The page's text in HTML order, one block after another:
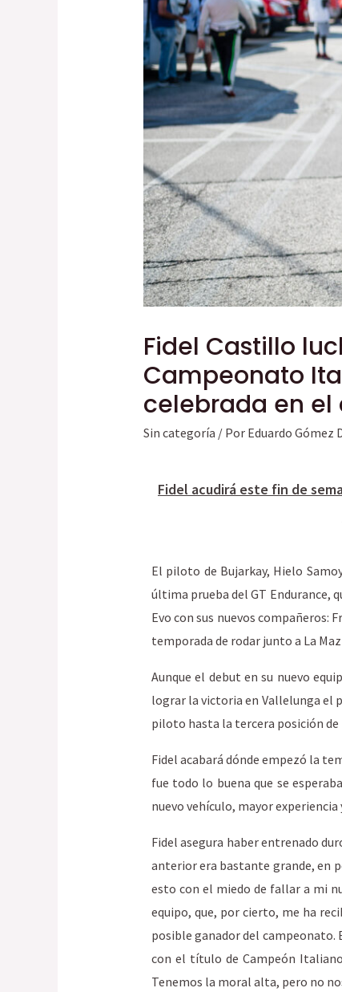
Fidel Castillo
Campeonato
celebrada en el
Sin categoría / Por Eduardo Gómez
Fidel acudirá este fin de
El piloto de Bujarkay, Hielo
última prueba del GT Endurance,
Evo con sus nuevos compañeros:
temporada de rodar junto a La
Aunque el debut en su nuevo
lograr la victoria en Vallelunga el
piloto hasta la tercera posición
Fidel acabará dónde empezó la
fue todo lo buena que se
nuevo vehículo, mayor
Fidel asegura haber entrenado
anterior era bastante grande, en
esto con el miedo de fallar a mi
equipo, que, por cierto, me ha
posible ganador del campeonato.
con el título de Campeón
Tenemos la moral alta, pero no